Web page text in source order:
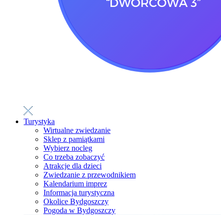
Turystyka
Wirtualne zwiedzanie
Sklep z pamiątkami
Wybierz nocleg
Co trzeba zobaczyć
Atrakcje dla dzieci
Zwiedzanie z przewodnikiem
Kalendarium imprez
Informacja turystyczna
Okolice Bydgoszczy
Pogoda w Bydgoszczy